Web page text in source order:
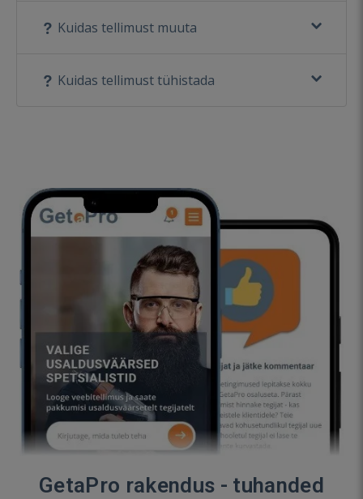
Kuidas tellimust muuta
Kuidas tellimust tühistada
GetaPro rakendus - tuhanded